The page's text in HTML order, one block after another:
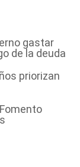
gastar
de la deuda
priorizan